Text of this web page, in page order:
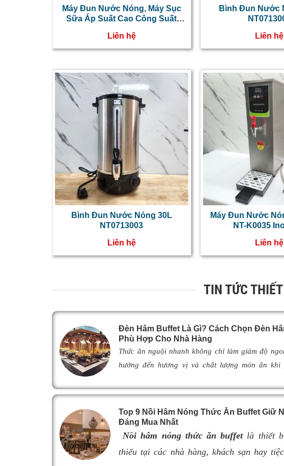
Máy Đun Nước Nóng, Máy Sục
Sữa Áp Suất Cao Công Suất
Liên hệ
Bình Đun Nước
Liên hệ
Bình Đun Nước Nóng 30L
NT0713003
Liên hệ
Máy Đun Nước
NT-K0035
Liên hệ
TIN TỨC
Đèn Hâm Buffet Là Gì? Cách Chọn Đèn
Phù Hợp Cho Nhà Hàng
Thức ăn nguội nhanh không chỉ làm giảm độ
hưởng đến hương vị và chất lượng món ăn khi
giải pháp được nhiều nhà hàng, khách sạn và
lựa chọn nhờ khả năng giữ cho món ăn luôn
ngon như vừa mới chế biến. Vậy
thế nào, hoạt động ra sao và làm thế nào để lựa
đèn hâm nóng thức ănphù hợp, giúp tối ưu hiệu
Top 9 Nồi Hâm Nóng Thức Ăn Buffet Giữ
Đáng Mua Nhất
Nồi hâm nóng thức ăn buffet là thiết
thiếu tại các nhà hàng, khách sạn hay tiệc